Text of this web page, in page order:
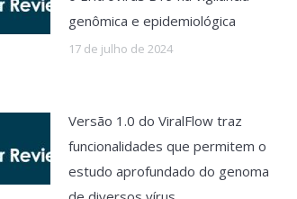
genômica e epidemiológica
17 de julho de 2024
Versão 1.0 do ViralFlow traz
funcionalidades que permitem o
estudo aprofundado do genoma